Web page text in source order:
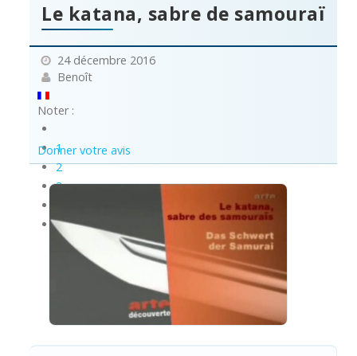
Le katana, sabre de samouraï
24 décembre 2016
Benoît
Noter :
1
2
3
5
Donner votre avis